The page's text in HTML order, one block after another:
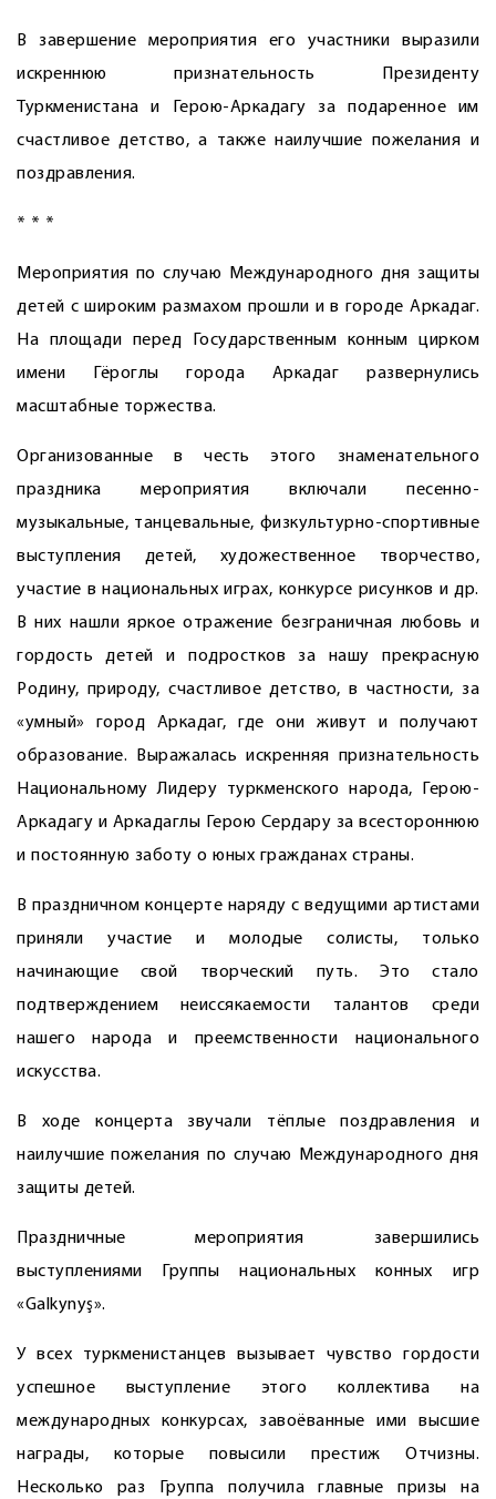
В завершение мероприятия его участники выразили
искреннюю признательность Президенту
Туркменистана и Герою-Аркадагу за подаренное им
счастливое детство, а также наилучшие пожелания и
поздравления.
* * *
Мероприятия по случаю Международного дня защиты
детей с широким размахом прошли и в городе Аркадаг.
На площади перед Государственным конным цирком
имени Гёроглы города Аркадаг развернулись
масштабные торжества.
Организованные в честь этого знаменательного
праздника мероприятия включали песенно-
музыкальные, танцевальные, физкультурно-спортивные
выступления детей, художественное творчество,
участие в национальных играх, конкурсе рисунков и др.
В них нашли яркое отражение безграничная любовь и
гордость детей и подростков за нашу прекрасную
Родину, природу, счастливое детство, в частности, за
«умный» город Аркадаг, где они живут и получают
образование. Выражалась искренняя признательность
Национальному Лидеру туркменского народа, Герою-
Аркадагу и Аркадаглы Герою Сердару за всестороннюю
и постоянную заботу о юных гражданах страны.
В праздничном концерте наряду с ведущими артистами
приняли участие и молодые солисты, только
начинающие свой творческий путь. Это стало
подтверждением неиссякаемости талантов среди
нашего народа и преемственности национального
искусства.
В ходе концерта звучали тёплые поздравления и
наилучшие пожелания по случаю Международного дня
защиты детей.
Праздничные мероприятия завершились
выступлениями Группы национальных конных игр
«Galkynyş».
У всех туркменистанцев вызывает чувство гордости
успешное выступление этого коллектива на
международных конкурсах, завоёванные ими высшие
награды, которые повысили престиж Отчизны.
Несколько раз Группа получила главные призы на